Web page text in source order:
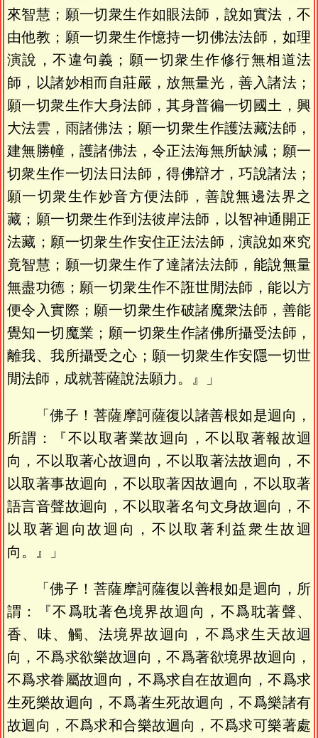
來智慧；願一切衆生作如眼法師，說如實法，不
由他教；願一切衆生作憶持一切佛法法師，如理
演說，不違句義；願一切衆生作修行無相道法
師，以諸妙相而自莊嚴，放無量光，善入諸法；
願一切衆生作大身法師，其身普徧一切國土，興
大法雲，雨諸佛法；願一切衆生作護法藏法師，
建無勝幢，護諸佛法，令正法海無所缺減；願一
切衆生作一切法日法師，得佛辯才，巧說諸法；
願一切衆生作妙音方便法師，善說無邊法界之
藏；願一切衆生作到法彼岸法師，以智神通開正
法藏；願一切衆生作安住正法法師，演說如來究
竟智慧；願一切衆生作了達諸法法師，能說無量
無盡功德；願一切衆生作不誑世閒法師，能以方
便令入實際；願一切衆生作破諸魔衆法師，善能
覺知一切魔業；願一切衆生作諸佛所攝受法師，
離我、我所攝受之心；願一切衆生作安隱一切世
閒法師，成就菩薩說法願力。』」
「佛子！菩薩摩訶薩復以諸善根如是迴向，
所謂：『不以取著業故迴向，不以取著報故迴
向，不以取著心故迴向，不以取著法故迴向，不
以取著事故迴向，不以取著因故迴向，不以取著
語言音聲故迴向，不以取著名句文身故迴向，不
以取著迴向故迴向，不以取著利益衆生故迴
向。』」
「佛子！菩薩摩訶薩復以善根如是迴向，所
謂：『不爲耽著色境界故迴向，不爲耽著聲、
香、味、觸、法境界故迴向，不爲求生天故迴
向，不爲求欲樂故迴向，不爲著欲境界故迴向，
不爲求眷屬故迴向，不爲求自在故迴向，不爲求
生死樂故迴向，不爲著生死故迴向，不爲樂諸有
故迴向，不爲求和合樂故迴向，不爲求可樂著處